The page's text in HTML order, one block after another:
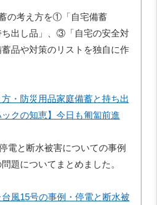
の考え方を①「自宅備蓄
出し品」、③「自宅の安全対
品や対策のリストを独自に作
方・防災用品家庭備蓄と持ち出
クの知恵】今日も匍匐前進
電と断水被害についての事例
題についてまとめました。
台風15号の事例・停電と断水被